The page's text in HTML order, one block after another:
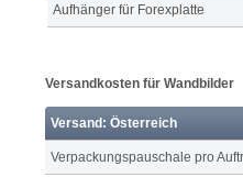
Aufhänger für Forexplatte
Versandkosten für Wandbilder
Versand: Österreich
Verpackungspauschale pro